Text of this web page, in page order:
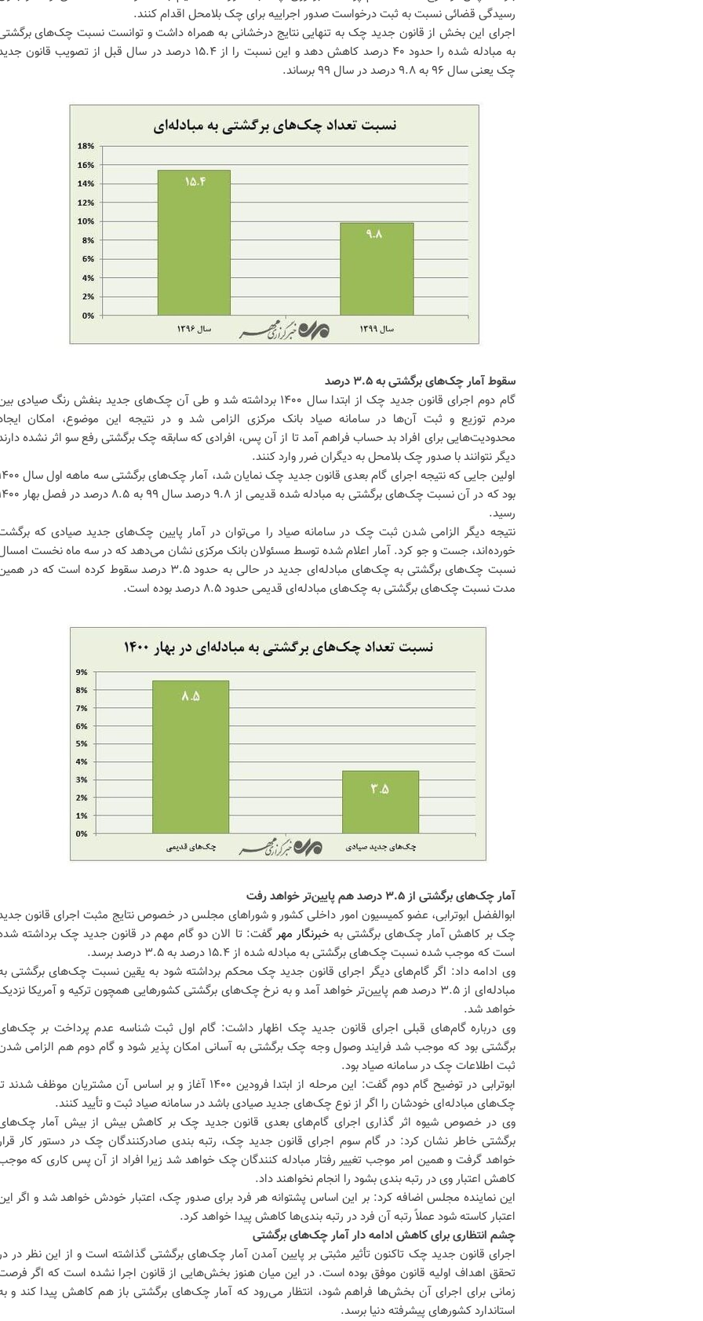
رسیدگی قضائی نسبت به ثبت درخواست صدور اجراییه برای چک بلامحل اقدام کنند.
اجرای این بخش از قانون جدید چک به تنهایی نتایج درخشانی به همراه داشت و توانست نسبت چک‌های
به مبادله شده را حدود ۴۰ درصد کاهش دهد و این نسبت را از ۱۵.۴ درصد در سال قبل از تصویب قانون
چک یعنی سال ۹۶ به ۹.۸ درصد در سال ۹۹ برساند.
سقوط آمار چک‌های برگشتی به ۳.۵ درصد
گام دوم اجرای قانون جدید چک از ابتدا سال ۱۴۰۰ برداشته شد و طی آن چک‌های جدید بنفش رنگ صیادی
مردم توزیع و ثبت آن‌ها در سامانه صیاد بانک مرکزی الزامی شد و در نتیجه این موضوع، امکان
محدودیت‌هایی برای افراد بد حساب فراهم آمد تا از آن پس، افرادی که سابقه چک برگشتی رفع سو اثر نشده
دیگر نتوانند با صدور چک بلامحل به دیگران ضرر وارد کنند.
اولین جایی که نتیجه اجرای گام بعدی قانون جدید چک نمایان شد، آمار چک‌های
بود که در آن نسبت چک‌های برگشتی به مبادله شده قدیمی از ۹.۸ درصد سال ۹۹
رسید.
نتیجه دیگر الزامی شدن ثبت چک در سامانه صیاد را می‌توان در آمار پایین چک‌های جدید صیادی که
خورده‌اند، جست و جو کرد. آمار اعلام شده توسط مسئولان بانک مرکزی نشان می‌دهد که در سه ماه نخست
نسبت چک‌های برگشتی به چک‌های مبادله‌ای جدید در حالی به حدود ۳.۵ درصد سقوط کرده است که در
مدت نسبت چک‌های برگشتی به چک‌های مبادله‌ای قدیمی حدود ۸.۵ درصد بوده است.
آمار چک‌های برگشتی از ۳.۵ درصد هم پایین‌تر خواهد رفت
ابوالفضل ابوترابی، عضو کمیسیون امور داخلی کشور و شوراهای مجلس در خصوص نتایج مثبت اجرای قانون
چک بر کاهش آمار چک‌های برگشتی بهخبرنگار مهر گفت: تا الان دو گام مهم در قانون جدید چک برداشته
است که موجب شده نسبت چک‌های برگشتی به مبادله شده از ۱۵.۴ درصد به ۳.۵ درصد برسد.
وی ادامه داد: اگر گام‌های دیگر اجرای قانون جدید چک محکم برداشته شود به یقین نسبت چک‌های برگشتی
مبادله‌ای از ۳.۵ درصد هم پایین‌تر خواهد آمد و به نرخ چک‌های برگشتی کشورهایی همچون ترکیه و آمریکا
خواهد شد.
وی درباره گام‌های قبلی اجرای قانون جدید چک اظهار داشت: گام اول ثبت شناسه عدم پرداخت بر
برگشتی بود که موجب شد فرایند وصول وجه چک برگشتی به آسانی امکان پذیر شود و گام دوم هم الزامی
ثبت اطلاعات چک در سامانه صیاد بود.
ابوترابی در توضیح گام دوم گفت: این مرحله از ابتدا فرودین ۱۴۰۰ آغاز و بر اساس آن مشتریان موظف شدند
چک‌های مبادله‌ای خودشان را اگر از نوع چک‌های جدید صیادی باشد در سامانه صیاد ثبت و تأیید کنند.
وی در خصوص شیوه اثر گذاری اجرای گام‌های بعدی قانون جدید چک بر کاهش بیش از بیش آمار
برگشتی خاطر نشان کرد: در گام سوم اجرای قانون جدید چک، رتبه بندی صادرکنندگان چک در دستور کار
خواهد گرفت و همین امر موجب تغییر رفتار مبادله کنندگان چک خواهد شد زیرا افراد از آن پس کاری که
کاهش اعتبار وی در رتبه بندی بشود را انجام نخواهند داد.
این نماینده مجلس اضافه کرد: بر این اساس پشتوانه هر فرد برای صدور چک، اعتبار خودش خواهد شد و اگر
اعتبار کاسته شود عملاً رتبه آن فرد در رتبه بندی‌ها کاهش پیدا خواهد کرد.
چشم انتظاری برای کاهش ادامه دار آمار چک‌های برگشتی
اجرای قانون جدید چک تاکنون تأثیر مثبتی بر پایین آمدن آمار چک‌های برگشتی گذاشته است و از این نظر در
تحقق اهداف اولیه قانون موفق بوده است. در این میان هنوز بخش‌هایی از قانون اجرا نشده است که اگر
زمانی برای اجرای آن بخش‌ها فراهم شود، انتظار می‌رود که آمار چک‌های برگشتی باز هم کاهش پیدا کند و
استاندارد کشورهای پیشرفته دنیا برسد.